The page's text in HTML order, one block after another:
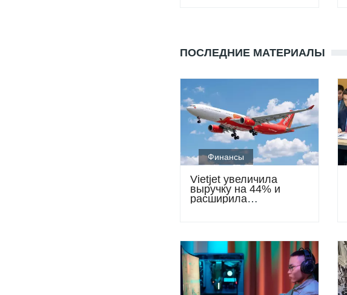
ПОСЛЕДНИЕ МАТЕРИАЛЫ
Финансы
Vietjet увеличила
выручку на 44% и
расширила